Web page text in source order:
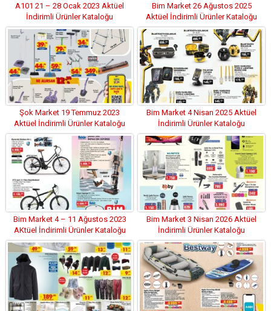
A101 21 – 28 Ocak 2023 Aktüel
İndirimli Ürünler Kataloğu
Bim Market 26 Ağustos 2025
Aktüel İndirimli Ürünler Kataloğu
Şok Market 19 Temmuz 2023
Aktüel İndirimli Ürünler Kataloğu
Bim Market 4 Nisan 2025 Aktüel
İndirimli Ürünler Kataloğu
Bim Market 4 – 11 Ağustos 2023
AKtüel İndirimli Ürünler Kataloğu
Bim Market 3 Nisan 2026 Aktüel
İndirimli Ürünler Kataloğu